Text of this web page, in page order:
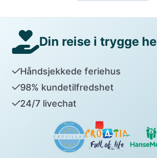
Din reise i trygge
Håndsjekkede feriehus
98% kundetilfredshet
24/7 livechat